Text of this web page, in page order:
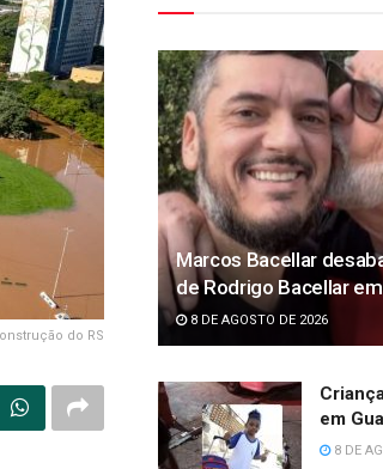
do RS
Marcos Bacellar
de Rodrigo Bacellar
8 DE AGOSTO DE 2026
em
8 DE